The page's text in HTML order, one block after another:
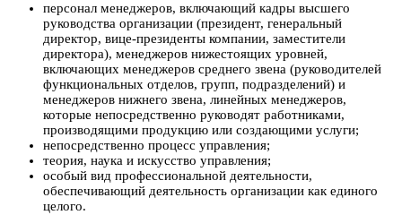
персонал менеджеров, включающий кадры высшего
руководства организации (президент, генеральный
директор, вице-президенты компании, заместители
директора), менеджеров нижестоящих уровней,
включающих менеджеров среднего звена (руководителей
функциональных отделов, групп, подразделений) и
менеджеров нижнего звена, линейных менеджеров,
которые непосредственно руководят работниками,
производящими продукцию или создающими услуги;
непосредственно процесс управления;
теория, наука и искусство управления;
особый вид профессиональной деятельности,
обеспечивающий деятельность организации как единого
целого.